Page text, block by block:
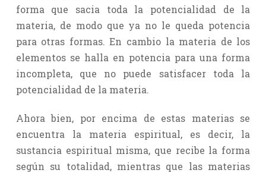
forma que sacia toda la potencialidad de la
materia, de modo que ya no le queda potencia
para otras formas. En cambio la materia de los
elementos se halla en potencia para una forma
incompleta, que no puede satisfacer toda la
potencialidad de la materia.
Ahora bien, por encima de estas materias se
encuentra la materia espiritual, es decir, la
sustancia espiritual misma, que recibe la forma
según su totalidad, mientras que las materias